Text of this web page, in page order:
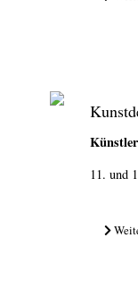
11. und